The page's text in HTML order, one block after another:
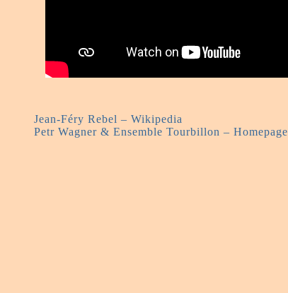
Jean-Féry Rebel – Wikipedia
Petr Wagner & Ensemble Tourbillon – Homepage